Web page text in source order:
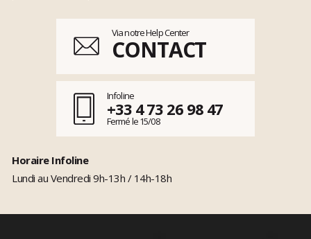
Via notre Help Center
CONTACT
Infoline
+33 4 73 26 98 47
Fermé le 15/08
Horaire Infoline
Lundi au Vendredi 9h-13h / 14h-18h